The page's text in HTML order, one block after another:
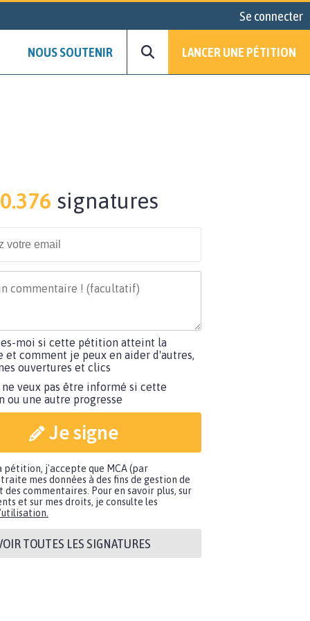
Se connecter
NOUS SOUTENIR LANCER UNE PÉTITION
signatures
moi si cette pétition atteint la
et comment je peux en aider d'autres,
ouvertures et clics
ne veux pas être informé si cette
ou une autre progresse
Je signe
pétition, j'accepte que MCA (par
mes données à des fins de gestion de
des commentaires. Pour en savoir plus, sur
et sur mes droits, je consulte les
TOUTES LES SIGNATURES